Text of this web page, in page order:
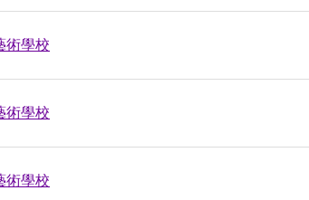
術學校
術學校
術學校